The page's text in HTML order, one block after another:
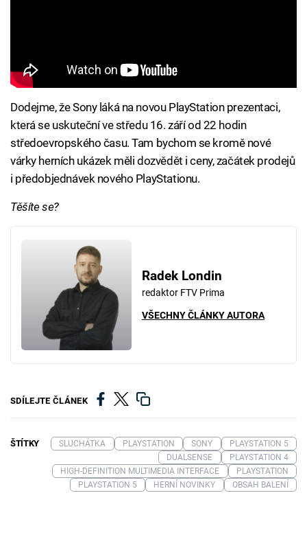
Dodejme, že Sony láká na novou PlayStation prezentaci,
která se uskuteční ve středu 16. září od 22 hodin
středoevropského času. Tam bychom se kromě nové
várky herních ukázek měli dozvědět i ceny, začátek prodejů
i předobjednávek nového PlayStationu.
Těšíte se?
Radek Londin
redaktor FTV Prima
VŠECHNY ČLÁNKY AUTORA
SDÍLEJTE ČLÁNEK
ŠTÍTKY SLUCHÁTKA PLAYSTATION SONY
PLAYSTATION 5
DUALSENSE
PLAYSTATION 4
HIGH-DEFINITION MULTIMEDIA INTERFACE
PLAYSTATION
PLAYSTATION 5
HERNÍ NOVINKY OBSAH BALENÍ